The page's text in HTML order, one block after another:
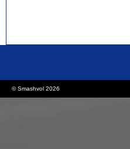
© Smashvol 2026